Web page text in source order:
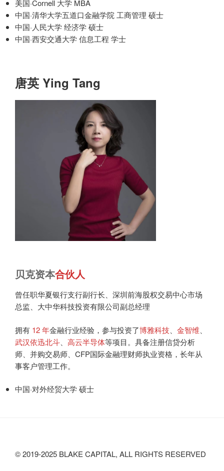
美国·Cornell 大学 MBA
中国·清华大学五道口金融学院 工商管理 硕士
中国·人民大学 经济学 硕士
中国·西安交通大学 信息工程 学士
唐英 Ying Tang
贝克资本合伙人
曾任职华夏银行支行副行长、深圳前海股权交易中心市场
总监、大中华科技投资有限公司副总经理
拥有 12 年金融行业经验，参与投资了博雅科技 金智维
武汉依迅北斗
高云半导体等项目。具备注册信贷分析
师、并购交易师、CFP国际金融理财师执业资格，长年从
事客户管理工作。
中国·对外经贸大学 硕士
© 2019-2025 BLAKE CAPITAL, ALL RIGHTS RESERVED